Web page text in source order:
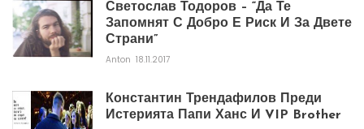
Светослав Тодоров – “Да Те
Запомнят С Добро Е Риск И За Двете
Страни”
Anton 18.11.2017
Константин Трендафилов Преди
Истерията Папи Ханс И VIP Brother